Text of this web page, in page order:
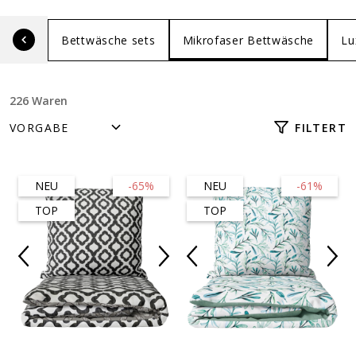
Bettwäsche sets Mikrofaser Bettwäsche
226 Waren
FILTERT
-65%
NEU
TOP
-61%
NEU
TOP